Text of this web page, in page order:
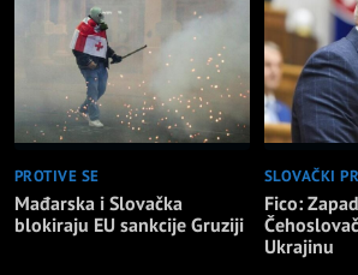
PROTIVE SE
Mađarska i Slovačka
blokiraju EU sankcije Gruziji
SLOVAČKI
Fico:
Ukrajinu